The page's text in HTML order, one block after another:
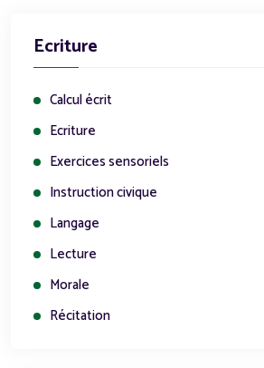
Ecriture
Calcul écrit
Ecriture
Exercices sensoriels
Instruction civique
Langage
Lecture
Morale
Récitation